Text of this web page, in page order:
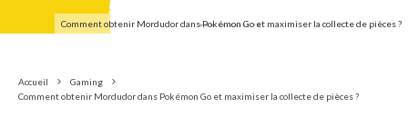
Comment obtenir Mordudor dans Pokémon Go et maximiser la collecte de pièces ?
Accueil
Gaming
Comment obtenir Mordudor dans Pokémon Go et maximiser la collecte de pièces ?